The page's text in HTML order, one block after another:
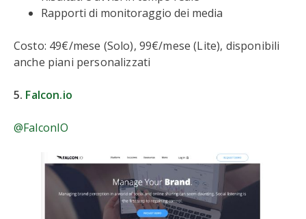
Rapporti di monitoraggio dei media
Costo: 49€/mese (Solo), 99€/mese (Lite), disponibili
anche piani personalizzati
5. Falcon.io
@FalconIO